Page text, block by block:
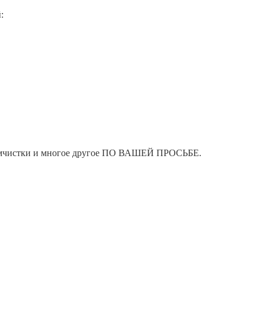
и многое другое ПО ВАШЕЙ ПРОСЬБЕ.